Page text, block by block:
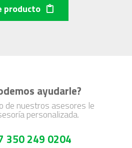
producto
ayudarle?
de nuestros asesores le
personalizada.
350 249 0204